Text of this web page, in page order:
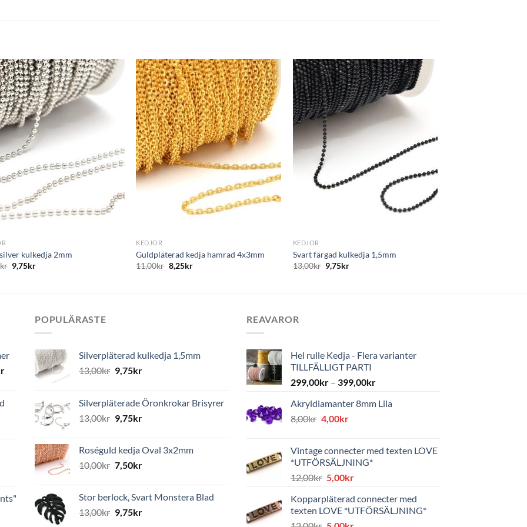
önskelistan
kulkedja 2mm
kr 9,75kr
Lägg
till i
önskelistan
KEDJOR
Guldpläterad kedja hamrad 4x3mm
11,00kr 8,25kr
till i
önskelistan
KEDJOR
Svart färgad kulkedja 1,5mm
13,00kr 9,75kr
POPULÄRASTE
Silverpläterad kulkedja 1,5mm
13,00kr 9,75kr
Silverpläterade Öronkrokar Brisyrer
13,00kr 9,75kr
Roséguld kedja Oval 3x2mm
10,00kr 7,50kr
Stor berlock, Svart Monstera Blad
13,00kr 9,75kr
REAVAROR
Hel rulle Kedja - Flera varianter
TILLFÄLLIGT PARTI
299,00kr – 399,00kr
Akryldiamanter 8mm Lila
8,00kr Det
var:
8,00kr.
4,00krDet
är:
4,00kr.
Vintage connecter med texten LOVE
*UTFÖRSÄLJNING*
12,00kr Det
priset
var:
5,00krDet
priset
är:
Kopparpläterad connecter med
texten LOVE *UTFÖRSÄLJNING*